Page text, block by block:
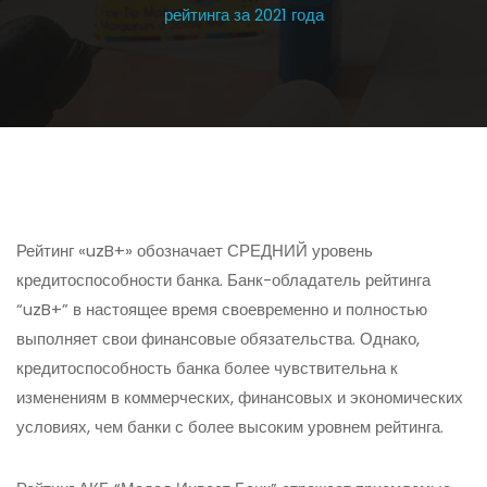
рейтинга за 2021 года
Рейтинг «uzB+» обозначает СРЕДНИЙ уровень
кредитоспособности банка. Банк-обладатель рейтинга
“uzB+” в настоящее время своевременно и полностью
выполняет свои финансовые обязательства. Однако,
кредитоспособность банка более чувствительна к
изменениям в коммерческих, финансовых и экономических
условиях, чем банки с более высоким уровнем рейтинга.